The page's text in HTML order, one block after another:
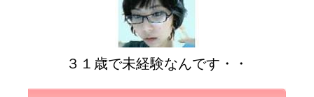
３１歳で未経験なんです・・